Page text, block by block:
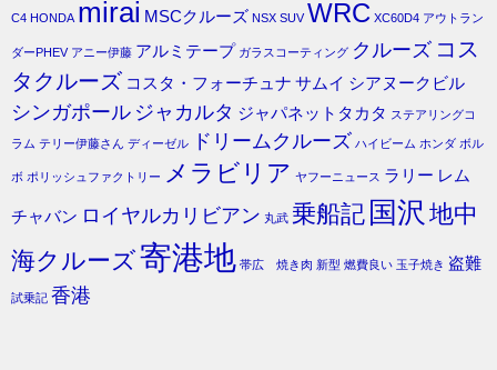
C4 HONDA mirai MSCクルーズ NSX SUV WRC XC60D4 アウトラン
ダーPHEV アニー伊藤 アルミテープ ガラスコーティング クルーズ コス
タクルーズ コスタ・フォーチュナ サムイ シアヌークビル
シンガポール ジャカルタ ジャパネットタカタ ステアリングコ
ラム テリー伊藤さん ディーゼル ドリームクルーズ ハイビーム ホンダ ボル
ボ ポリッシュファクトリー メラビリア ヤフーニュース ラリー レム
チャバン ロイヤルカリビアン 丸武 乗船記 国沢 地中
海クルーズ寄港地 帯広 焼き肉 新型 燃費良い 玉子焼き 盗難
試乗記 香港